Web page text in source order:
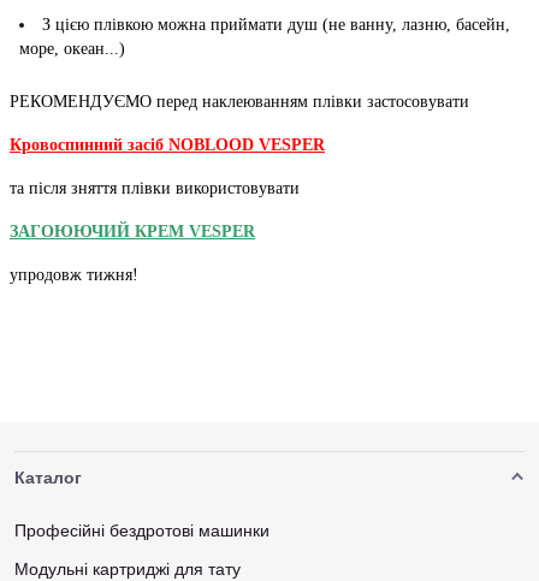
З цією плівкою можна приймати душ (не ванну, лазню, басейн,
море, океан...)
РЕКОМЕНДУЄМО перед наклеюванням плівки застосовувати
Кровоспинний засіб NOBLOOD VESPER
та після зняття плівки використовувати
ЗАГОЮЮЧИЙ КРЕМ VESPER
упродовж тижня!
Каталог
Професійні бездротові машинки
Модульні картриджі для тату